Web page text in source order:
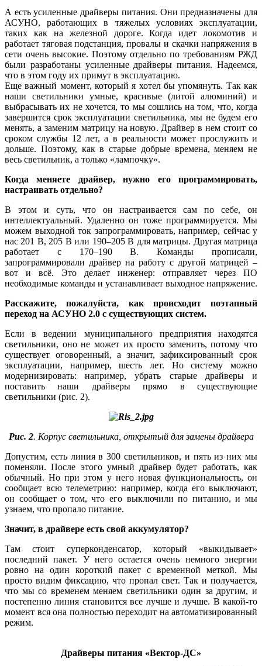
А есть усиленные драйверы питания. Они предназначены для
АСУНО, работающих в тяжелых условиях эксплуатации,
таких как на железной дороге. Когда идет локомотив и
работает тяговая подстанция, провалы и скачки напряжения в
се­ти очень высокие. Поэтому отдельно по требованиям РЖД
бы­ли разработаны усиленные драйверы питания. Надеемся,
что в этом го­ду их примут в эксплуатацию.
Еще важный момент, который я хотел бы упомянуть. Так как
на­ши светильники умные, красивые (литой алюминий) и
выбрасывать их не хочется, то мы сошлись на том, что, когда
завершится срок эксплуатации светильника, мы не будем его
менять, а заменим матрицу на новую. Драйвер в нем стоит со
сроком службы 12 лет, а в реальности может прослужить и
дольше. Поэтому, как в старые добрые времена, меняем не
весь светильник, а только «лампочку».
Когда меняете драйвер, нужно его программировать,
настраивать отдельно?
В этом и суть, что он настраивается сам по се­бе, он
интеллектуальный. Удаленно он то­же программируется. Мы
можем выходной ток запрограммировать, например, сейчас у
нас 201 В, 205 В или 190–205 В для матрицы. Другая матрица
работает с 170–190 В. Команды прописали,
запрограммировали драйвер на работу с другой матрицей –
вот и всё. Это делает инженер: отправляет через ПО
необходимые команды и устанавливает выходное напряжение.
Расскажите, пожалуйста, как происходит поэтапный
переход на АСУНО 2.0 с существующих систем.
Если в ведении муниципального предприятия находятся
светильники, оно не может их просто заменить, потому что
существует оговоренный, а значит, зафиксированный срок
эксплуатации, например, шесть лет. Но систему можно
модернизировать: например, убрать старые драйверы и
поставить на­ши драйверы прямо в существующие
светильники (рис. 2).
Рис. 2. Корпус светильника, открытый для замены драйвера
Допустим, есть линия в 300 светильников, и пять из них мы
поменяли. После этого умный драйвер будет работать, как
обычный. Но при этом у не­го новая функциональность, он
сообщает всю телеметрию: например, когда его выключают,
он сообщает о том, что его выключили по питанию, и мы
узнаем, что пропало питание.
Значит, в драйвере есть свой аккумулятор?
Там стоит суперконденсатор, который «выкидывает»
последний пакет. У не­го остается очень немного энергии
ровно на один короткий пакет с временной меткой. Мы
просто видим фиксацию, что пропал свет. Так и получается,
что мы со временем меняем светильники один за другим, и
постепенно линия становится все лучше и лучше. В какой-то
момент вся она полностью переходит на автоматизированный
режим.
Драйверы питания «Вектор-ДС»